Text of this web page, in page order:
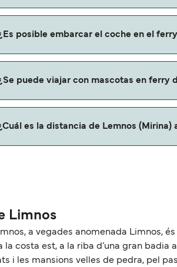
posible embarcar el coche en el
puede viajar con mascotas en ferry
es la distancia de Lemnos (Mirina)
Limnos
a vegades anomenada Limnos,
la costa est, a la riba d’una gran
i les mansions velles de pedra, pel